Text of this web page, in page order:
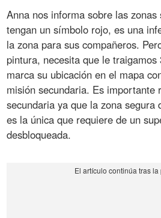
Anna nos informa sobre las zonas
tengan un símbolo rojo, es una
la zona para sus compañeros.
pintura, necesita que le
marca su ubicación en el mapa
misión secundaria. Es importante
secundaria ya que la zona segura
es la única que requiere de un
desbloqueada.